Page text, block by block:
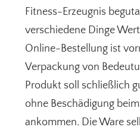
Fitness-Erzeugnis
verschiedene Dinge
Online-Bestellung ist
Verpackung von
Produkt soll schließlich
ohne Beschädigung
ankommen. Die Ware